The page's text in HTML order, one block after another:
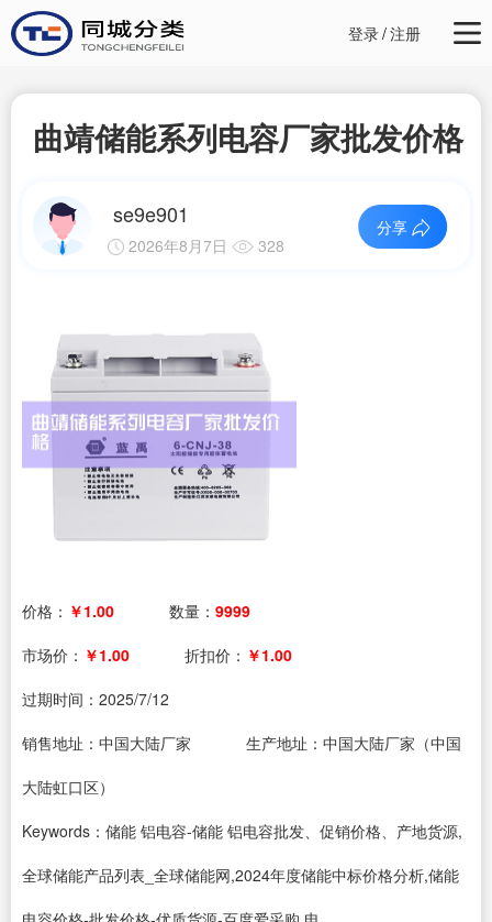
登录/注册
曲靖储能系列电容厂家批发价格
se9e901
2026年8月7日 328
分享
价格： ￥1.00 数量： 9999
市场价： ￥1.00 折扣价： ￥1.00
过期时间： 2025/7/12
销售地址：中国大陆厂家
生产地址：中国大陆厂家（中国
大陆虹口区）
Keywords：储能 铝电容-储能 铝电容批发、促销价格、产地货源,
全球储能产品列表_全球储能网,2024年度储能中标价格分析,储能